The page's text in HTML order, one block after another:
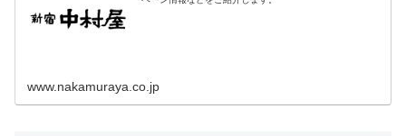
www.nakamuraya.co.jp